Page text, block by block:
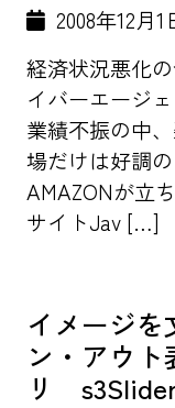
2008年12月1
経済状況悪化
イバーエージ
業績不振の中
場だけは好調
AMAZONが立
サイトJav […]
イメージ
ン・アウ
リ